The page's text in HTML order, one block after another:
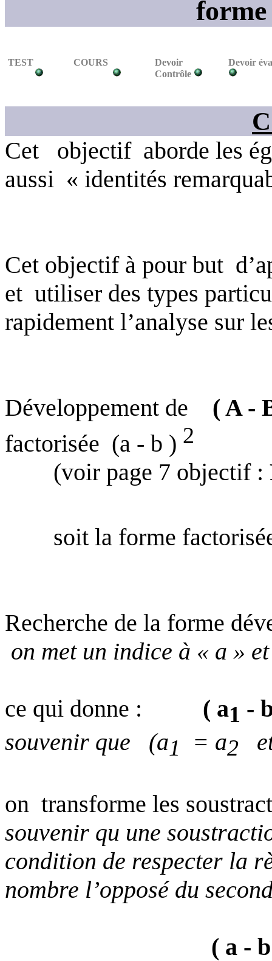
TEST COURS
Devoir
Contrôle
Devoir
Cet objectif aborde les
aussi « identités
Cet objectif à pour but
et utiliser des types
rapidement l’analyse sur
Développement de
( A -
factorisée (a - b ) 2
(voir page 7 objectif :
soit la forme
Recherche de la forme
on met un indice à « a »
ce qui donne : ( a1 -
souvenir que
(a1 = a2
on transforme les
souvenir qu une
condition de respecter la
nombre l’opposé du
( a -